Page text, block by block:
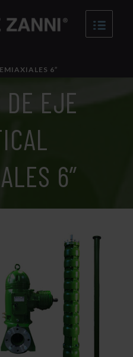
6”
DE EJE
6”